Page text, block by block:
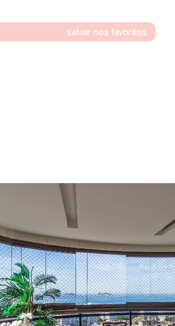
salvar nos favoritos